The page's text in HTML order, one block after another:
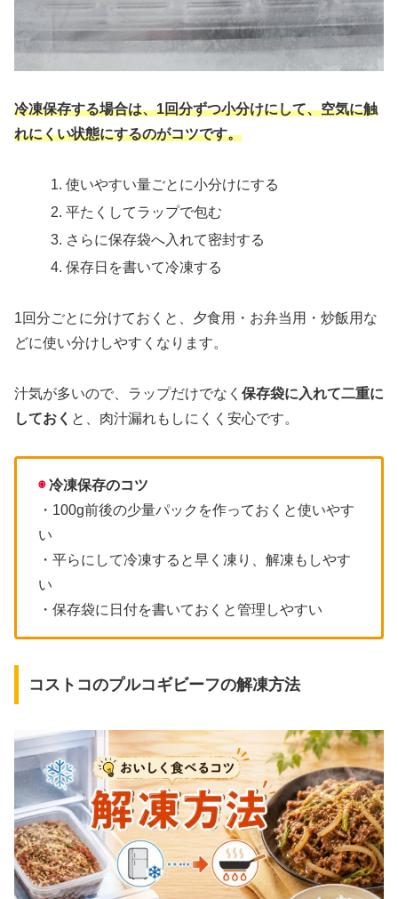
冷凍保存する場合は、1回分ずつ小分けにして、空気に触
れにくい状態にするのがコツです。
使いやすい量ごとに小分けにする
平たくしてラップで包む
さらに保存袋へ入れて密封する
保存日を書いて冷凍する
1回分ごとに分けておくと、夕食用・お弁当用・炒飯用な
どに使い分けしやすくなります。
汁気が多いので、ラップだけでなく 保存袋に入れて二重に
しておく と、肉汁漏れもしにくく安心です。
◉冷凍保存のコツ
・100g前後の少量パックを作っておくと使いやす
い
・平らにして冷凍すると早く凍り、解凍もしやす
い
・保存袋に日付を書いておくと管理しやすい
コストコのプルコギビーフの解凍方法